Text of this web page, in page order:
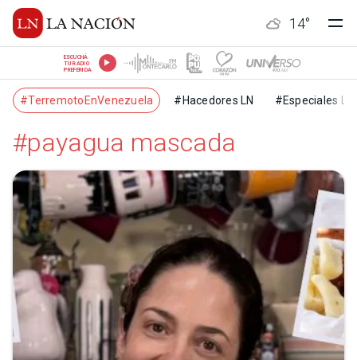
14°
ESCUCHÁ
TU RADIO
PREFERIDA
#TerremotoEnVenezuela #Hacedores LN #Especiales LN
#payagua mascada